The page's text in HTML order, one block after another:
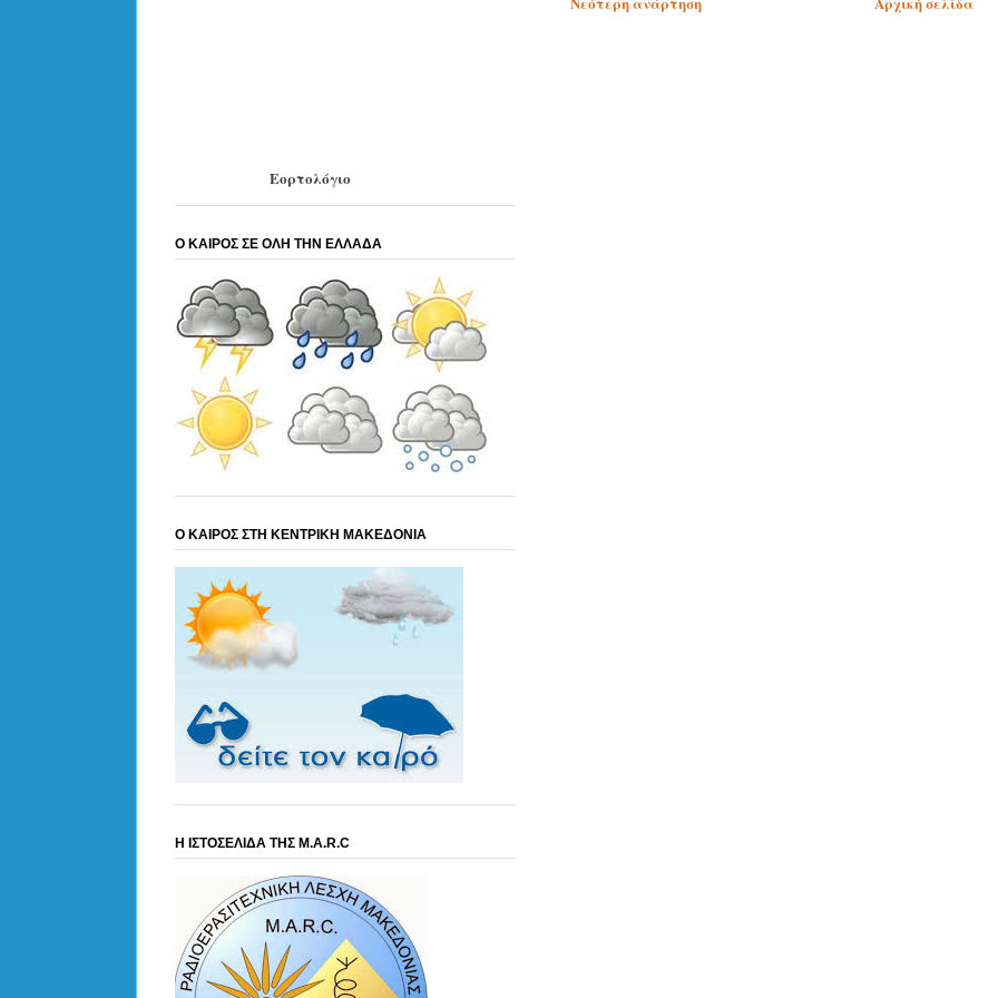
Εορτολόγιο
Ο ΚΑΙΡΟΣ ΣΕ ΟΛΗ ΤΗΝ ΕΛΛΑΔΑ
Ο ΚΑΙΡΟΣ ΣΤΗ ΚΕΝΤΡΙΚΗ ΜΑΚΕΔΟΝΙΑ
Η ΙΣΤΟΣΕΛΙΔΑ ΤΗΣ M.A.R.C